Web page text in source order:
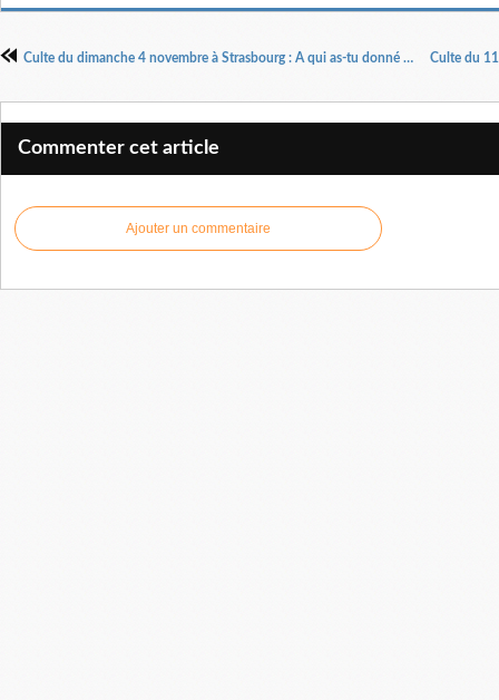
Culte du dimanche 4 novembre à Strasbourg : A qui as-tu donné ton coeur ? Partie 1 par Prophétesse Irène Makita
Commenter cet article
Ajouter un commentaire